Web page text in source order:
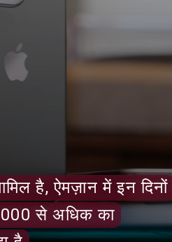
है, ऐमज़ान में इन दिनों
से अधिक का
है, ऐमज़ान में इन दिनों
से अधिक का